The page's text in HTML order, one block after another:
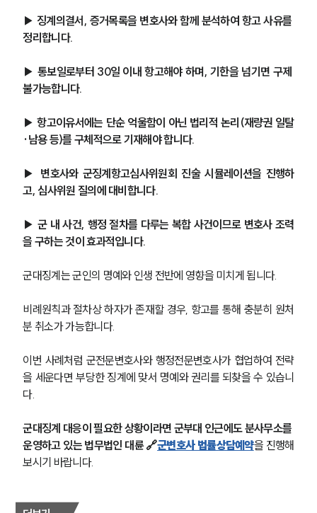
그룹소개
그룹소개
▶ 징계의결서, 증거목록을 변호사와 함께 분석하여 항고 사유를
정리합니다.
▶ 통보일로부터 30일 이내 항고해야 하며, 기한을 넘기면 구제
불가능합니다.
▶ 항고이유서에는 단순 억울함이 아닌 법리적 논리(재량권 일탈
·남용 등)를 구체적으로 기재해야 합니다.
▶ 변호사와 군징계항고심사위원회 진술 시뮬레이션을 진행하
고, 심사위원 질의에 대비합니다.
▶ 군 내 사건, 행정 절차를 다루는 복합 사건이므로 변호사 조력
을 구하는 것이 효과적입니다.
군대징계는 군인의 명예와 인생 전반에 영향을 미치게 됩니다.
비례원칙과 절차상 하자가 존재할 경우, 항고를 통해 충분히 원처
분 취소가 가능합니다.
이번 사례처럼 군전문변호사와 행정전문변호사가 협업하여 전략
을 세운다면 부당한 징계에 맞서 명예와 권리를 되찾을 수 있습니
다.
군대징계 대응이 필요한 상황이라면 군부대 인근에도 분사무소를
운영하고 있는 법무법인 대륜 🔗군변호사 법률상담예약을 진행해
보시기 바랍니다.